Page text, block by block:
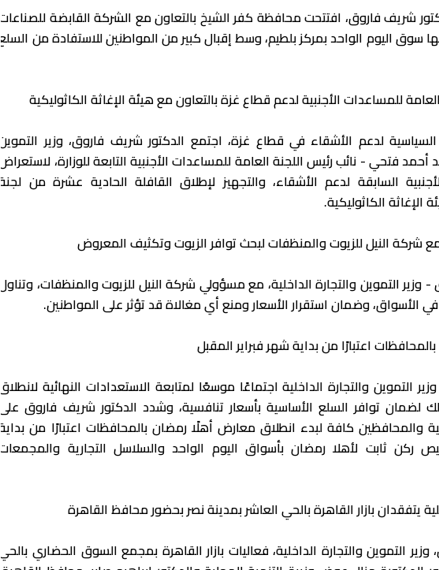
شريف فاروق، افتتحت محافظة كفر الشيخ بالتعاون مع الشركة القابضة للصناعات
سوق اليوم الواحد بمركز بلطيم، وسط إقبال كبير من المواطنين للاستفادة من السلع
للمساعدات الأجنبية لدعم قطاع غزة بالتعاون مع هيئة الإغاثة الكاثوليكية
لدعم الأشقاء في قطاع غزة، اجتمع الدكتور شريف فاروق، وزير التموين
أحمد فتحي - نائب رئيس اللجنة العامة للمساعدات الأجنبية التابعة للوزارة، لاستعراض
السابقة لدعم الأشقاء، والتجهيز لإطلاق القافلة الحادية عشرة من لجنة
الكاثوليكية.
شركة النيل للزيوت والمنظفات لبحث توافر الزيوت وتكثيف المعروض
التموين والتجارة الداخلية، مع مسؤولي شركة النيل للزيوت والمنظفات، وتناول
في الأسواق، وضمان استقرار الأسعار ومنع أي مغالاة قد تؤثر على المواطنين.
اعتبارًا من بداية شهر فبراير المقبل
التموين والتجارة الداخلية اجتماعًا موسعًا لمتابعة الاستعدادات النهائية لانطلاق
توافر السلع الأساسية بأسعار تنافسية، وشدد الدكتور شريف فاروق على
والمحافظين كافة لبدء انطلاق معارض أهلًا رمضان بالمحافظات اعتبارًا من بداية
ركن ثابت لأهلا رمضان بأسواق اليوم الواحد والسلاسل التجارية والمجمعات
يتفقدان بازار القاهرة بالحي العاشر بمدينة نصر بحضور محافظ القاهرة
التموين والتجارة الداخلية، فعاليات بازار القاهرة بمجمع السوق الحضاري بالحي